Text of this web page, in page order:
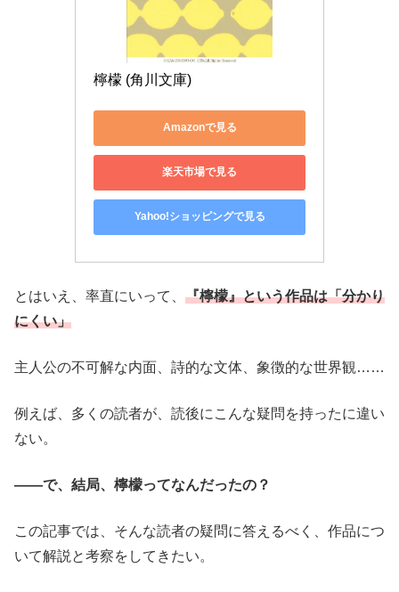
檸檬 (角川文庫)
Amazonで見る
楽天市場で見る
Yahoo!ショッピングで見る
とはいえ、率直にいって、 『檸檬』という作品は「分かり
にくい」
主人公の不可解な内面、詩的な文体、象徴的な世界観……
例えば、多くの読者が、読後にこんな疑問を持ったに違い
ない。
――で、結局、檸檬ってなんだったの？
この記事では、そんな読者の疑問に答えるべく、作品につ
いて解説と考察をしてきたい。